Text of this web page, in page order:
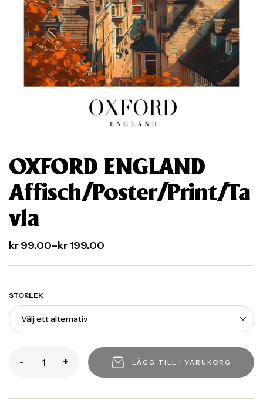
OXFORD ENGLAND
Affisch/Poster/Print/Ta
vla
kr99.00–kr199.00
STORLEK
- + LÄGG TILL I VARUKORG